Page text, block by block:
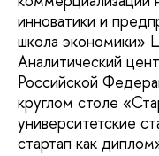
инноватики и
школа экономики»
Аналитический
Российской
круглом столе
университетские
стартап как